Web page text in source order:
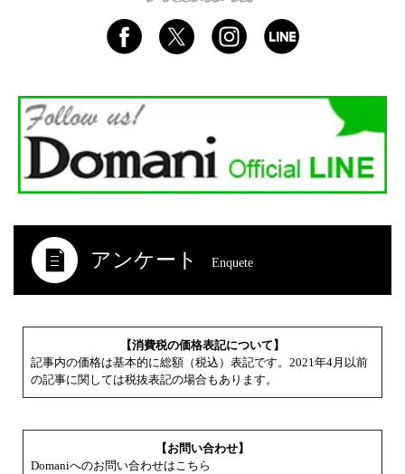
アンケート Enquete
【消費税の価格表記について】
記事内の価格は基本的に総額（税込）表記です。2021年4月以前
の記事に関しては税抜表記の場合もあります。
【お問い合わせ】
Domaniへのお問い合わせはこちら